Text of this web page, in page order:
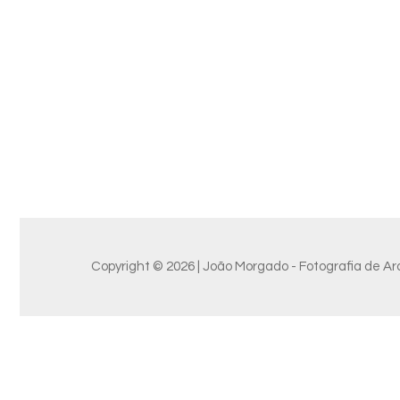
Copyright © 2026 | João Morgado - Fotografia de